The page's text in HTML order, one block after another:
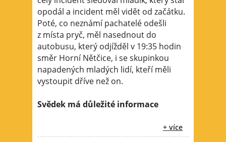
opodál a incident měl vidět od začátku.
Poté, co neznámí pachatelé odešli
z místa pryč, měl nasednout do
autobusu, který odjížděl v 19:35 hodin
směr Horní Nětčice, i se skupinkou
napadených mladých lidí, kteří měli
vystoupit dříve než on.
Svědek má důležité informace
+ více